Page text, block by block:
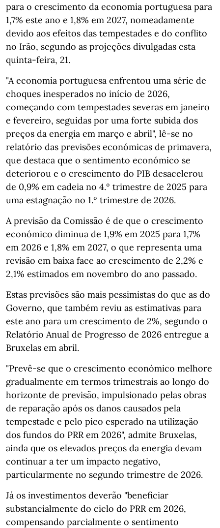
para o crescimento da economia portuguesa para
1,7% este ano e 1,8% em 2027, nomeadamente
devido aos efeitos das tempestades e do conflito
no Irão, segundo as projeções divulgadas esta
quinta-feira, 21.
"A economia portuguesa enfrentou uma série de
choques inesperados no início de 2026,
começando com tempestades severas em janeiro
e fevereiro, seguidas por uma forte subida dos
preços da energia em março e abril", lê-se no
relatório das previsões económicas de primavera,
que destaca que o sentimento económico se
deteriorou e o crescimento do PIB desacelerou
de 0,9% em cadeia no 4.º trimestre de 2025 para
uma estagnação no 1.º trimestre de 2026.
A previsão da Comissão é de que o crescimento
económico diminua de 1,9% em 2025 para 1,7%
em 2026 e 1,8% em 2027, o que representa uma
revisão em baixa face ao crescimento de 2,2% e
2,1% estimados em novembro do ano passado.
Estas previsões são mais pessimistas do que as do
Governo, que também reviu as estimativas para
este ano para um crescimento de 2%, segundo o
Relatório Anual de Progresso de 2026 entregue a
Bruxelas em abril.
"Prevê-se que o crescimento económico melhore
gradualmente em termos trimestrais ao longo do
horizonte de previsão, impulsionado pelas obras
de reparação após os danos causados pela
tempestade e pelo pico esperado na utilização
dos fundos do PRR em 2026", admite Bruxelas,
ainda que os elevados preços da energia devam
continuar a ter um impacto negativo,
particularmente no segundo trimestre de 2026.
Já os investimentos deverão "beneficiar
substancialmente do ciclo do PRR em 2026,
compensando parcialmente o sentimento